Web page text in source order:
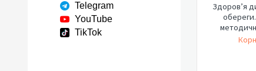
Telegram
YouTube
TikTok
Здоров’я